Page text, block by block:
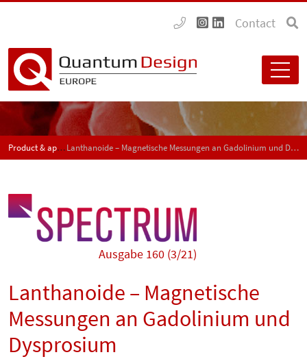
Contact
Product & application news - SPECTRUM Lanthanoide – Magnetische Messungen an Gadolinium und Dysprosium
Ausgabe 160 (3/21)
Lanthanoide – Magnetische
Messungen an Gadolinium und
Dysprosium